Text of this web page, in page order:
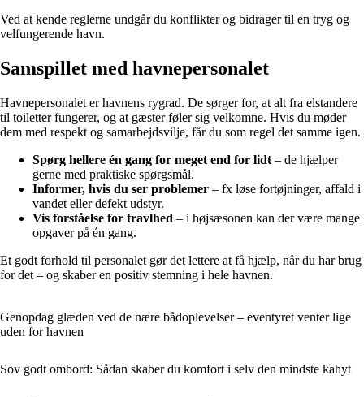
Ved at kende reglerne undgår du konflikter og bidrager til en tryg og
velfungerende havn.
Samspillet med havnepersonalet
Havnepersonalet er havnens rygrad. De sørger for, at alt fra elstandere
til toiletter fungerer, og at gæster føler sig velkomne. Hvis du møder
dem med respekt og samarbejdsvilje, får du som regel det samme igen.
Spørg hellere én gang for meget end for lidt – de hjælper
gerne med praktiske spørgsmål.
Informer, hvis du ser problemer – fx løse fortøjninger, affald i
vandet eller defekt udstyr.
Vis forståelse for travlhed – i højsæsonen kan der være mange
opgaver på én gang.
Et godt forhold til personalet gør det lettere at få hjælp, når du har brug
for det – og skaber en positiv stemning i hele havnen.
Genopdag glæden ved de nære bådoplevelser – eventyret venter lige
uden for havnen
Sov godt ombord: Sådan skaber du komfort i selv den mindste kahyt